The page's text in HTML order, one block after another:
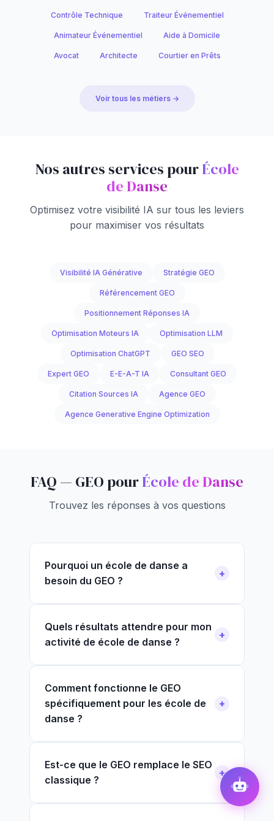
Contrôle Technique Traiteur Événementiel
Animateur Événementiel Aide à Domicile
Avocat Architecte Courtier en Prêts
Voir tous les métiers →
Nos autres services pourÉcole
de Danse
Optimisez votre visibilité IA sur tous les leviers
pour maximiser vos résultats
Visibilité IA Générative Stratégie GEO
Référencement GEO
Positionnement Réponses IA
Optimisation Moteurs IA Optimisation LLM
Optimisation ChatGPT GEO SEO
Expert GEO E-E-A-T IA Consultant GEO
Citation Sources IA Agence GEO
Agence Generative Engine Optimization
FAQ — GEO pourÉcole de Danse
Trouvez les réponses à vos questions
Pourquoi un école de danse a
besoin du GEO ?
Quels résultats attendre pour mon
activité de école de danse ?
Comment fonctionne le GEO
spécifiquement pour les école de
danse ?
Est-ce que le GEO remplace le SEO
classique ?